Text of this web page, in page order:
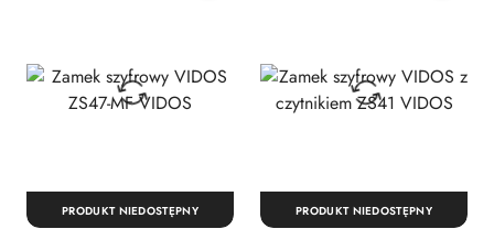
PRODUKT NIEDOSTĘPNY PRODUKT NIEDOSTĘPNY